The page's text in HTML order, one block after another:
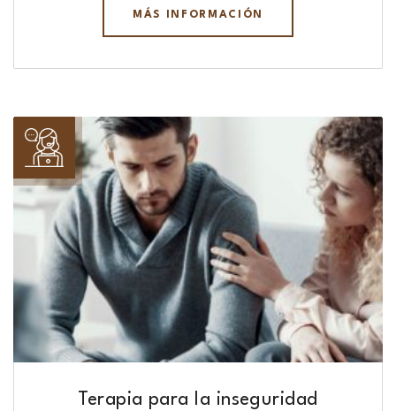
MÁS INFORMACIÓN
Terapia para la inseguridad